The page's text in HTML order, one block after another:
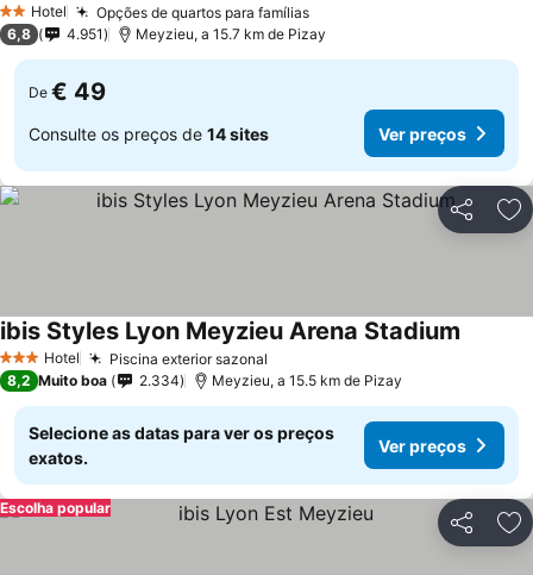
2 Estrelas
Hotel Opções de quartos para famílias
6,8 4.951 Meyzieu, a 15.7 km de Pizay
De € 49
Consulte os preços de 14 sites Ver preços
Partilhar
3 EstrelasHotel Piscina exterior sazonal
ibis Styles Lyon Meyzieu Arena Stadium
8,2 Muito boa 2.334 Meyzieu, a 15.5 km de Pizay
Selecione as datas para ver os preços
exatos.
Ver preços
Partilhar
Escolha popular